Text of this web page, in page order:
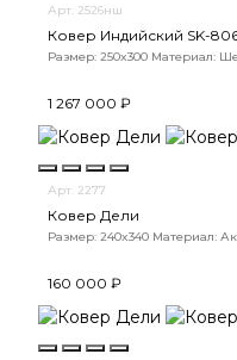
Арт. 2526нш
Ковер Индийский SK-
Размер: 250x300 Материал:
1 267 000 ₽
Арт. 2277
Ковер Дели
Размер: 240x340 Материал:
160 000 ₽